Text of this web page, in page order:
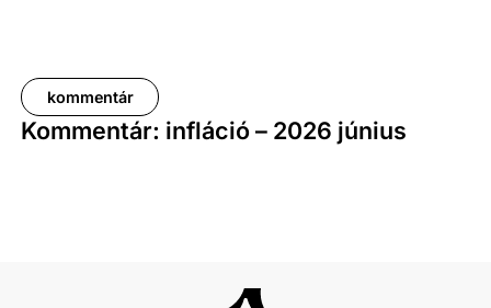
kommentár
Kommentár: infláció – 2026 június